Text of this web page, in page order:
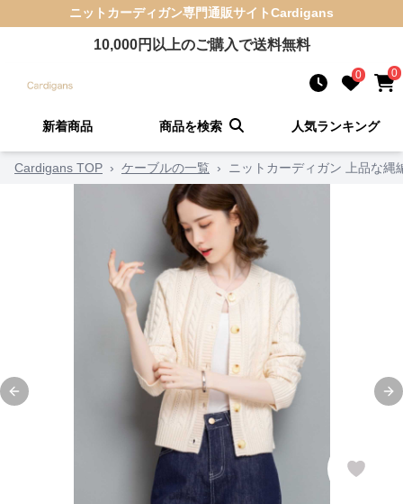
ニットカーディガン専門通販サイトCardigans
10,000円以上のご購入で送料無料
0 0
新着商品 商品を検索 人気ランキング
Cardigans TOP › ケーブルの一覧 › ニットカーディガン 上品な
Previous slide